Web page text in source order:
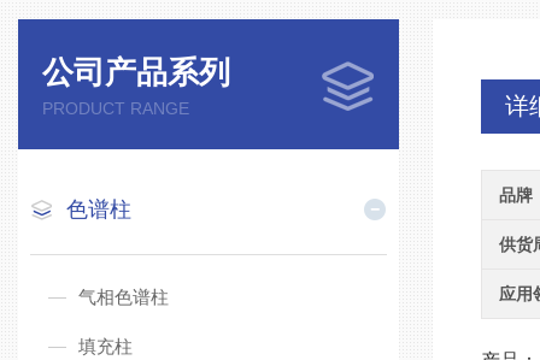
公司产品系列
PRODUCT RANGE
色谱柱
气相色谱柱
填充柱
详
品牌
供货
应用